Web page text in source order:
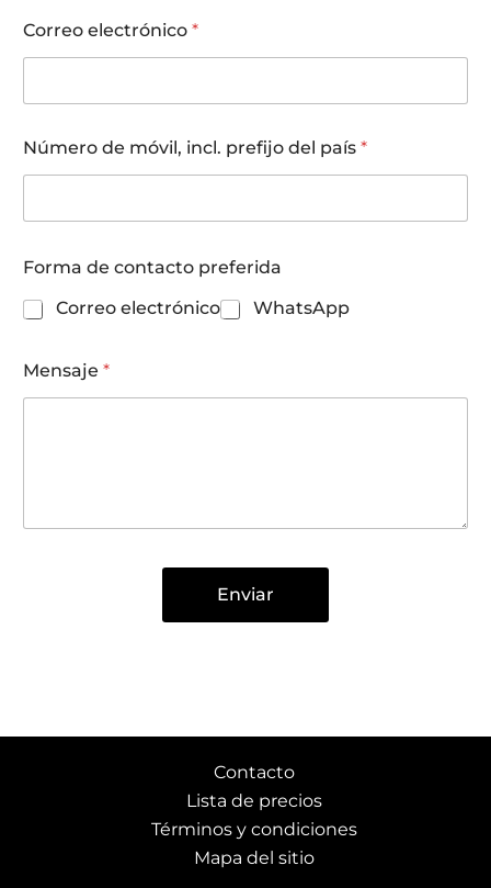
e
ú
t
m
a
?
e
Correo electrónico *
Número de móvil, incl. prefijo del país *
Forma de contacto preferida
Correo electrónico
WhatsApp
Mensaje *
Enviar
Contacto
Lista de precios
Términos y condiciones
Mapa del sitio